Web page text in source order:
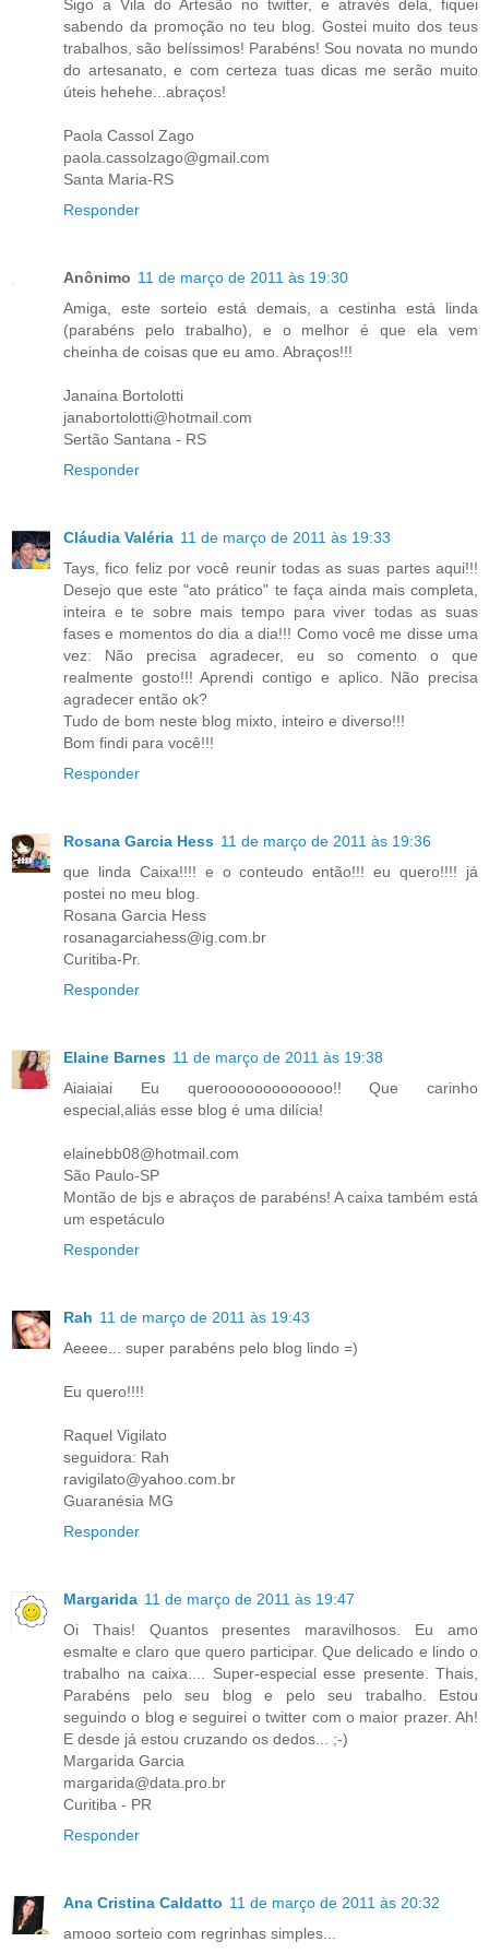
Sigo a Vila do Artesão no twitter, e através dela, fiquei
sabendo da promoção no teu blog. Gostei muito dos teus
trabalhos, são belíssimos! Parabéns! Sou novata no mundo
do artesanato, e com certeza tuas dicas me serão muito
úteis hehehe...abraços!
Paola Cassol Zago
paola.cassolzago@gmail.com
Santa Maria-RS
Responder
Anônimo 11 de março de 2011 às 19:30
Amiga, este sorteio está demais, a cestinha está linda
(parabéns pelo trabalho), e o melhor é que ela vem
cheinha de coisas que eu amo. Abraços!!!
Janaina Bortolotti
janabortolotti@hotmail.com
Sertão Santana - RS
Responder
Cláudia Valéria 11 de março de 2011 às 19:33
Tays, fico feliz por você reunir todas as suas partes aqui!!!
Desejo que este "ato prático" te faça ainda mais completa,
inteira e te sobre mais tempo para viver todas as suas
fases e momentos do dia a dia!!! Como você me disse uma
vez: Não precisa agradecer, eu so comento o que
realmente gosto!!! Aprendi contigo e aplico. Não precisa
agradecer então ok?
Tudo de bom neste blog mixto, inteiro e diverso!!!
Bom findi para você!!!
Responder
Rosana Garcia Hess 11 de março de 2011 às 19:36
que linda Caixa!!!! e o conteudo então!!! eu quero!!!! já
postei no meu blog.
Rosana Garcia Hess
rosanagarciahess@ig.com.br
Curitiba-Pr.
Responder
Elaine Barnes 11 de março de 2011 às 19:38
Aiaiaiai Eu querooooooooooooo!! Que carinho
especial,aliás esse blog é uma dilícia!
elainebb08@hotmail.com
São Paulo-SP
Montão de bjs e abraços de parabéns! A caixa também está
um espetáculo
Responder
Rah 11 de março de 2011 às 19:43
Aeeee... super parabéns pelo blog lindo =)
Eu quero!!!!
Raquel Vigilato
seguidora: Rah
ravigilato@yahoo.com.br
Guaranésia MG
Responder
Margarida 11 de março de 2011 às 19:47
Oi Thais! Quantos presentes maravilhosos. Eu amo
esmalte e claro que quero participar. Que delicado e lindo o
trabalho na caixa.... Super-especial esse presente. Thais,
Parabéns pelo seu blog e pelo seu trabalho. Estou
seguindo o blog e seguirei o twitter com o maior prazer. Ah!
E desde já estou cruzando os dedos... ;-)
Margarida Garcia
margarida@data.pro.br
Curitiba - PR
Responder
Ana Cristina Caldatto 11 de março de 2011 às 20:32
amooo sorteio com regrinhas simples...